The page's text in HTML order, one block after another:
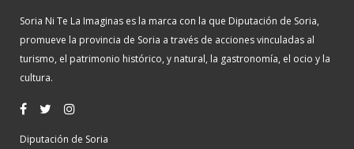
Soria Ni Te La Imaginas es la marca con la que Diputación de Soria,
promueve la provincia de Soria a través de acciones vinculadas al
turismo, el patrimonio histórico, y natural, la gastronomía, el ocio y la
cultura.
Diputación de Soria